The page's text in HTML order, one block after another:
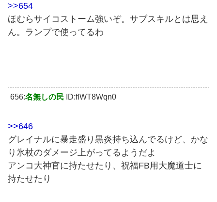
>>654
ほむらサイコストーム強いぞ。サブスキルとは思え
ん。ランプで使ってるわ
656:名無しの民 ID:flWT8Wqn0
>>646
グレイナルに暴走盛り黒炎持ち込んでるけど、かな
り氷杖のダメージ上がってるようだよ
アンコ大神官に持たせたり、祝福FB用大魔道士に
持たせたり